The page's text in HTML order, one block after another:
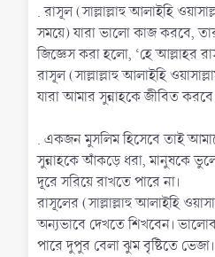
. রাসূল (সাল্লাল্লাহু আলাইহি
সময়ে) যারা ভালো কাজ করবে,
জিজ্ঞেস করা হলো, ‘হে আল্লাহর
রাসূল (সাল্লাল্লাহু আলাইহি
যারা আমার সুন্নাহকে জীবিত
. একজন মুসলিম হিসেবে তাই
সুন্নাহকে আঁকড়ে ধরা, মানুষকে ভুলে
দূরে সরিয়ে রাখতে পারে না।
রাসূলের (সাল্লাল্লাহু আলাইহি
অন্যভাবে দেখতে শিখবেন।
পারে দুপুর বেলা ঝুম বৃষ্টিতে ভেজা।